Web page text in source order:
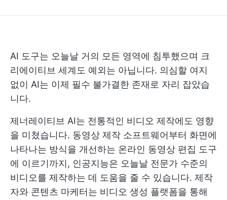
AI 도구는 오늘날 거의 모든 영역에 침투했으며 크
리에이티브 세계도 예외는 아닙니다. 의심할 여지
없이 AI는 이제 필수 불가결한 존재로 자리 잡았습
니다.
제너레이티브 AI는 전통적인 비디오 제작에도 영향
을 미쳤습니다. 동영상 제작 소프트웨어부터 화면에
나타나는 방식을 개선하는 온라인 동영상 편집 도구
에 이르기까지, 인공지능은 오늘날 전문가 수준의
비디오를 제작하는 데 도움을 줄 수 있습니다. 제작
자와 콘텐츠 마케터는 비디오 생성 플랫폼을 통해